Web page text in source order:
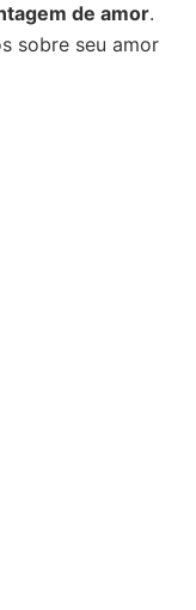
de amor.
sobre seu amor